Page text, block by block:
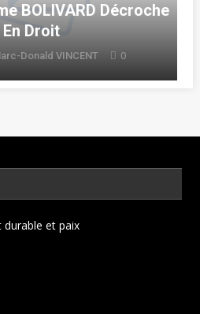
BOLIVARD Décroche
Droit
Donald VINCENT
durable et paix